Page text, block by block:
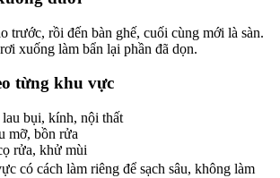
trước, rồi đến bàn ghế, cuối cùng mới là sàn.
xuống làm bẩn lại phần đã dọn.
từng khu vực
bụi, kính, nội thất
mỡ, bồn rửa
rửa, khử mùi
có cách làm riêng để sạch sâu, không làm